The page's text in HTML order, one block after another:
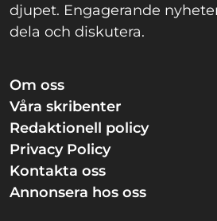
djupet. Engagerande
dela och diskutera.
Om oss
Våra skribenter
Redaktionell policy
Privacy Policy
Kontakta oss
Annonsera hos oss